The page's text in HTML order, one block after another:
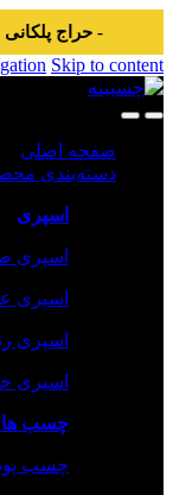
- حراج پلکانی از 2 عدد به بالا بر روی تمامی
Skip to content
صفحه اصلی
دسته‌بندی
اسپری
اسپری
اسپری
اسپری
اسپری
چسب
چسب